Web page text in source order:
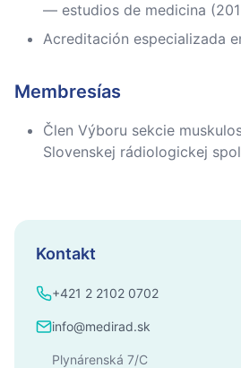
— estudios de medicina
Acreditación especializada
Membresías
Člen Výboru sekcie
Slovenskej rádiologickej
Kontakt
+421 2 2102 0702
info@medirad.sk
Plynárenská 7/C